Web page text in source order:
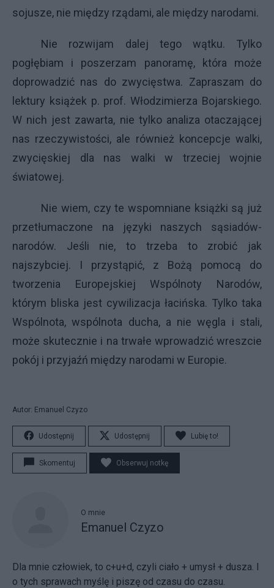
sojusze, nie między rządami, ale między narodami.
Nie rozwijam dalej tego wątku. Tylko
pogłębiam i poszerzam panoramę, która może
doprowadzić nas do zwycięstwa. Zapraszam do
lektury książek p. prof. Włodzimierza Bojarskiego.
W nich jest zawarta, nie tylko analiza otaczającej
nas rzeczywistości, ale również koncepcje walki,
zwycięskiej dla nas walki w trzeciej wojnie
światowej.
Nie wiem, czy te wspomniane książki są już
przetłumaczone na języki naszych sąsiadów-
narodów. Jeśli nie, to trzeba to zrobić jak
najszybciej. I przystąpić, z Bożą pomocą do
tworzenia Europejskiej Wspólnoty Narodów,
którym bliska jest cywilizacja łacińska. Tylko taka
Wspólnota, wspólnota ducha, a nie węgla i stali,
może skutecznie i na trwałe wprowadzić wreszcie
pokój i przyjaźń między narodami w Europie.
Autor: Emanuel Czyzo
Udostępnij Udostępnij Lubię to!
Skomentuj Obserwuj notkę
O mnie
Emanuel Czyzo
Dla mnie człowiek, to c+u+d, czyli ciało + umysł + dusza. I
o tych sprawach myślę i piszę od czasu do czasu.